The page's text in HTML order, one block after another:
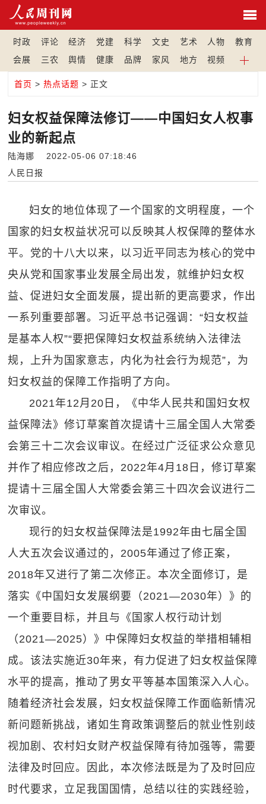
时政 评论 经济 党建 科学 文史 艺术 人物
教育
会展
三农 舆情 健康 品牌 家风 地方 视频
首页 >热点话题 > 正文
妇女权益保障法修订——中国妇女人权事
业的新起点
陆海娜 2022-05-06 07:18:46
人民日报
妇女的地位体现了一个国家的文明程度，一个
国家的妇女权益状况可以反映其人权保障的整体水
平。党的十八大以来，以习近平同志为核心的党中
央从党和国家事业发展全局出发，就维护妇女权
益、促进妇女全面发展，提出新的更高要求，作出
一系列重要部署。习近平总书记强调：“妇女权益
是基本人权”“要把保障妇女权益系统纳入法律法
规，上升为国家意志，内化为社会行为规范”，为
妇女权益的保障工作指明了方向。
2021年12月20日，《中华人民共和国妇女权
益保障法》修订草案首次提请十三届全国人大常委
会第三十二次会议审议。在经过广泛征求公众意见
并作了相应修改之后，2022年4月18日，修订草案
提请十三届全国人大常委会第三十四次会议进行二
次审议。
现行的妇女权益保障法是1992年由七届全国
人大五次会议通过的，2005年通过了修正案，
2018年又进行了第二次修正。本次全面修订，是
落实《中国妇女发展纲要（2021—2030年）》的
一个重要目标，并且与《国家人权行动计划
（2021—2025）》中保障妇女权益的举措相辅相
成。该法实施近30年来，有力促进了妇女权益保障
水平的提高，推动了男女平等基本国策深入人心。
随着经济社会发展，妇女权益保障工作面临新情况
新问题新挑战，诸如生育政策调整后的就业性别歧
视加剧、农村妇女财产权益保障有待加强等，需要
法律及时回应。因此，本次修法既是为了及时回应
时代要求，立足我国国情，总结以往的实践经验，